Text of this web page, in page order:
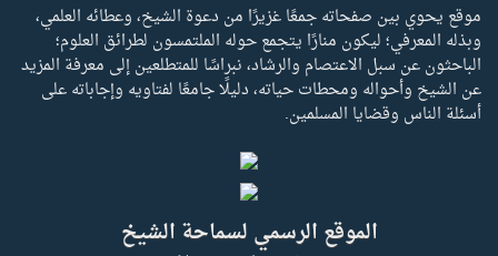
موقع يحوي بين صفحاته جمعًا غزيرًا من دعوة الشيخ، وعطائه العلمي،
وبذله المعرفي؛ ليكون منارًا يتجمع حوله الملتمسون لطرائق العلوم؛
الباحثون عن سبل الاعتصام والرشاد، نبراسًا للمتطلعين إلى معرفة المزيد
عن الشيخ وأحواله ومحطات حياته، دليلًا جامعًا لفتاويه وإجاباته على
أسئلة الناس وقضايا المسلمين.
الموقع الرسمي لسماحة الشيخ